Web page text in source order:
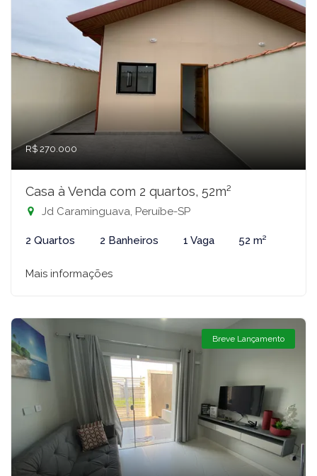
R$ 270.000
Casa à Venda com 2 quartos, 52m²
Jd Caraminguava, Peruíbe-SP
2 Quartos 2 Banheiros 1 Vaga 52 m²
Mais informações
Breve Lançamento